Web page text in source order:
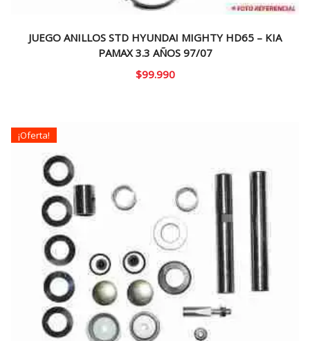
JUEGO ANILLOS STD HYUNDAI MIGHTY HD65 – KIA
PAMAX 3.3 AÑOS 97/07
$99.990
¡Oferta!